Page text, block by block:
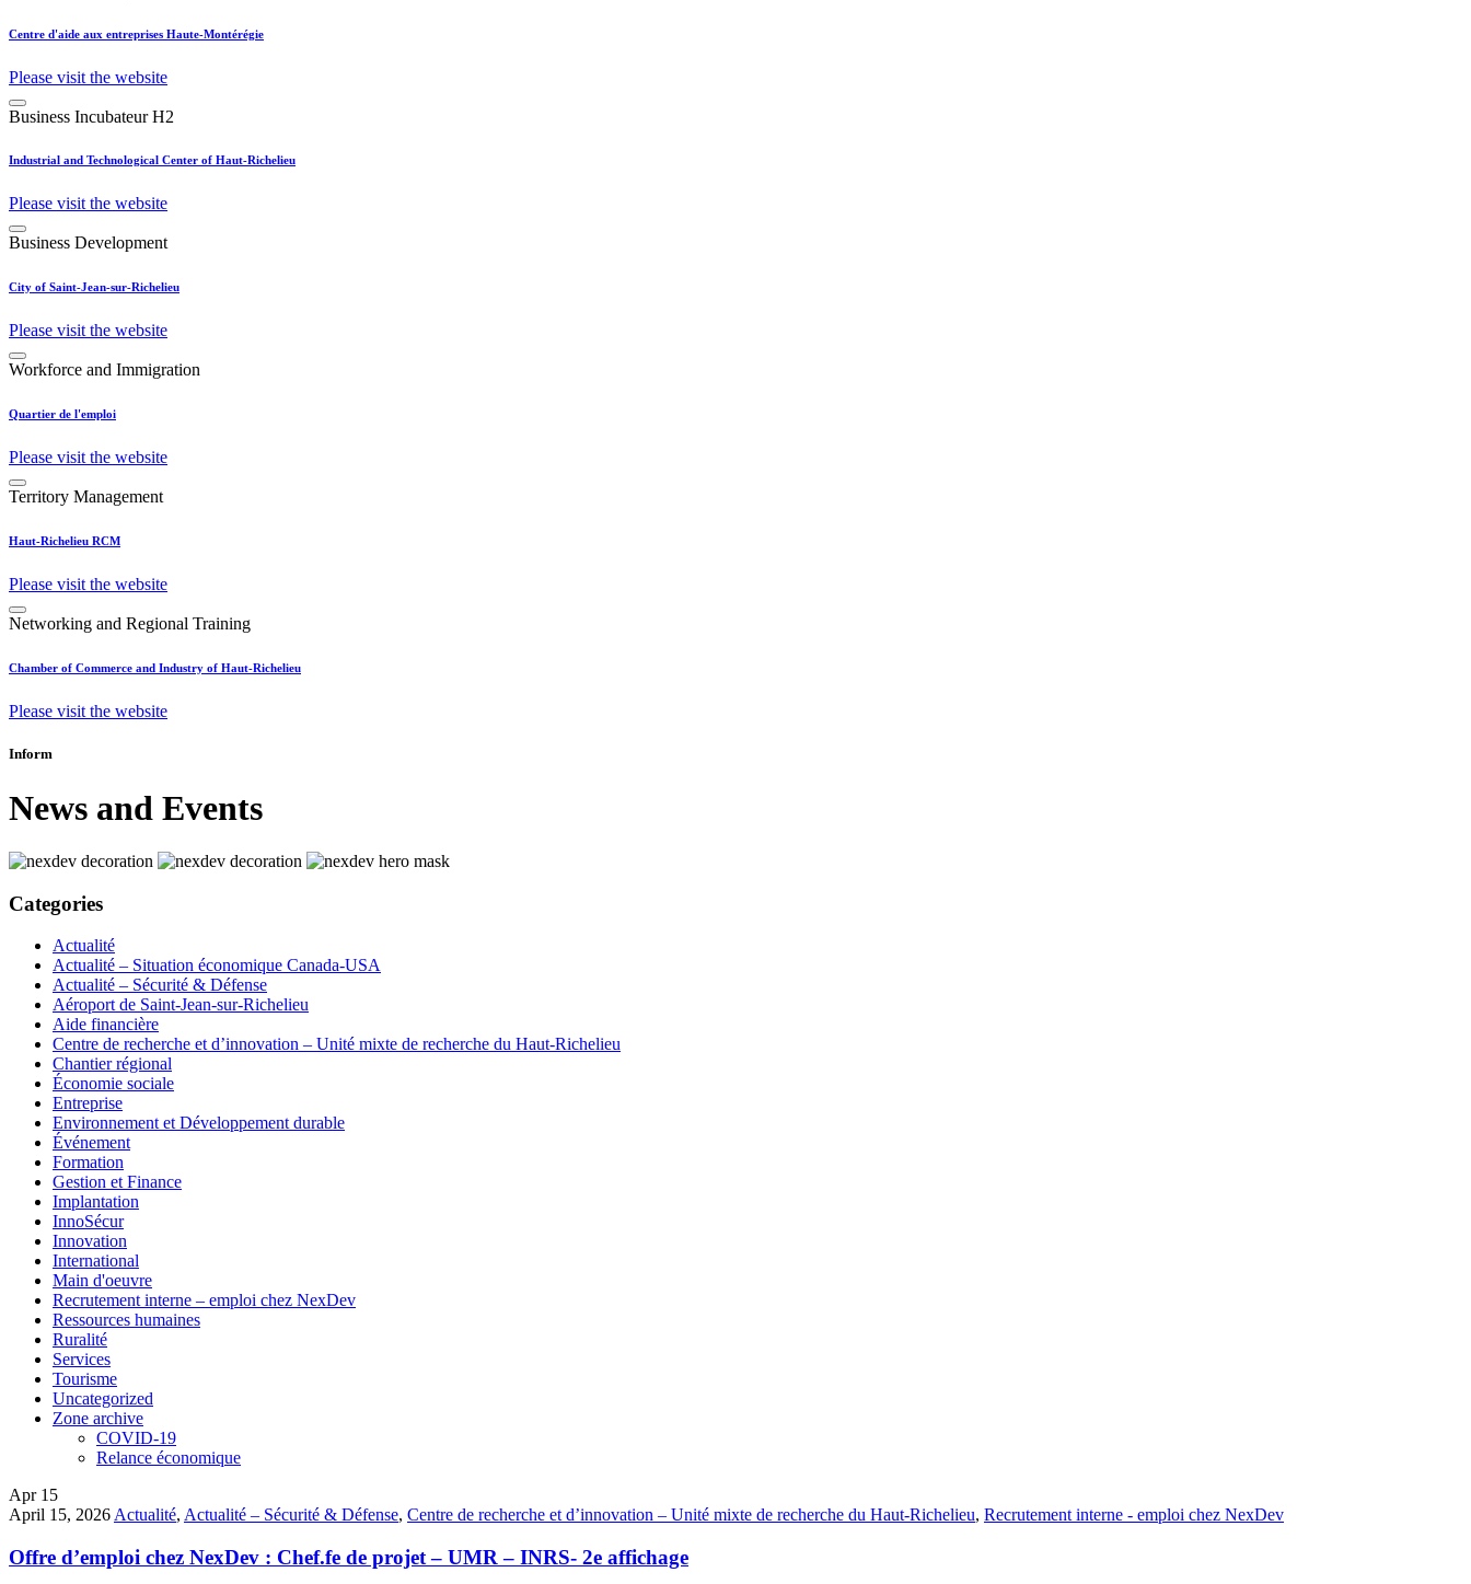
Centre d'aide aux entreprises Haute-Montérégie
Please visit the website
Business Incubateur H2
Industrial and Technological Center of Haut-Richelieu
Please visit the website
Business Development
City of Saint-Jean-sur-Richelieu
Please visit the website
Workforce and Immigration
Quartier de l'emploi
Please visit the website
Territory Management
Haut-Richelieu RCM
Please visit the website
Networking and Regional Training
Chamber of Commerce and Industry of Haut-Richelieu
Please visit the website
Inform
News and Events
Categories
Actualité
Actualité – Situation économique Canada-USA
Actualité – Sécurité & Défense
Aéroport de Saint-Jean-sur-Richelieu
Aide financière
Centre de recherche et d’innovation – Unité mixte de recherche du Haut-Richelieu
Chantier régional
Économie sociale
Entreprise
Environnement et Développement durable
Événement
Formation
Gestion et Finance
Implantation
InnoSécur
Innovation
International
Main d'oeuvre
Recrutement interne – emploi chez NexDev
Ressources humaines
Ruralité
Services
Tourisme
Uncategorized
Zone archive
COVID-19
Relance économique
Apr 15
April 15, 2026Actualité, Actualité – Sécurité & Défense, Centre de recherche et d’innovation – Unité mixte de recherche du Haut-Richelieu, Recrutement interne - emploi chez NexDev
Offre d’emploi chez NexDev : Chef.fe de projet – UMR – INRS- 2e affichage